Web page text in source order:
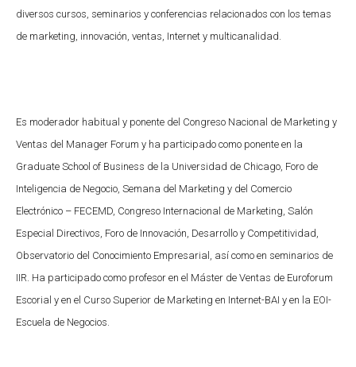
diversos cursos, seminarios y conferencias relacionados con los temas
de marketing, innovación, ventas, Internet y multicanalidad.
Es moderador habitual y ponente del Congreso Nacional de Marketing y
Ventas del Manager Forum y ha participado como ponente en la
Graduate School of Business de la Universidad de Chicago, Foro de
Inteligencia de Negocio, Semana del Marketing y del Comercio
Electrónico – FECEMD, Congreso Internacional de Marketing, Salón
Especial Directivos, Foro de Innovación, Desarrollo y Competitividad,
Observatorio del Conocimiento Empresarial, así como en seminarios de
IIR. Ha participado como profesor en el Máster de Ventas de Euroforum
Escorial y en el Curso Superior de Marketing en Internet-BAI y en la EOI-
Escuela de Negocios.